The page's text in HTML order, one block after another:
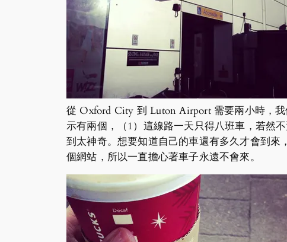
從 Oxford City 到 Luton Airport 需要兩小時，
示有兩個，（1）這線路一天只得八班車，若然
到太神奇。想要知道自己的車還有多久才會到來
個網站，所以一直擔心著車子永遠不會來。